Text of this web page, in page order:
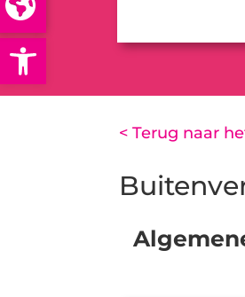
Open toolbar
< Terug naar